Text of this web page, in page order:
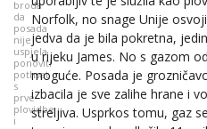
broda
da
posada
nije
uspjela
ponoviti
pothvat
s
prve
plovidbe
i
Norfolk, no snage Unije
jedva da je bila pokretna,
u rijeku James. No s gazom
moguće. Posada je
izbacila je sve zalihe hrane i
streljiva. Usprkos tomu, gaz